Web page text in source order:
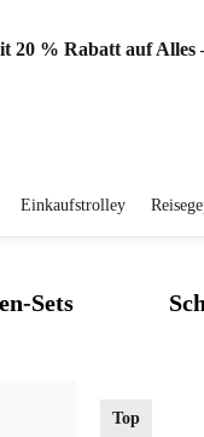
20 % Rabatt auf
Einkaufstrolley
Sets
Top